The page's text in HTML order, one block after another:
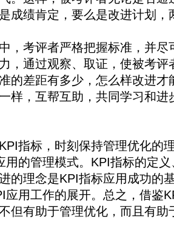
成绩肯定，要么是改进计划，
，考评者严格把握标准，并尽
，通过观察、取证，使被考评
的差距有多少，怎么样改进才
样，互帮互助，共同学习和进
指标，时刻保持管理优化的
用的管理模式。KPI指标的定
的理念是KPI指标应用成功的
应用工作的展开。总之，借鉴
但有助于管理优化，而且有助